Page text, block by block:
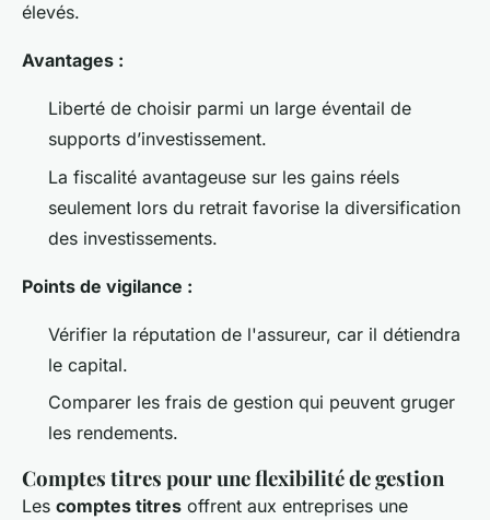
élevés.
Avantages :
Liberté de choisir parmi un large éventail de
supports d’investissement.
La fiscalité avantageuse sur les gains réels
seulement lors du retrait favorise la diversification
des investissements.
Points de vigilance :
Vérifier la réputation de l'assureur, car il détiendra
le capital.
Comparer les frais de gestion qui peuvent gruger
les rendements.
Comptes titres pour une flexibilité de gestion
Les comptes titres offrent aux entreprises une